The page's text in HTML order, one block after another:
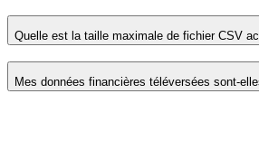
Quelle est la taille maximale de fichier CSV
Mes données financières téléversées sont-